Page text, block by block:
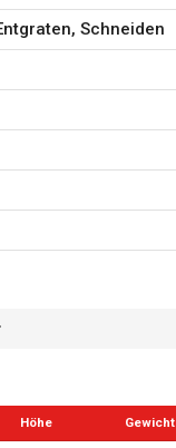
Schneiden
Höhe Gewicht